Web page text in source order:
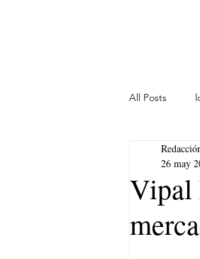
All Posts
lideres
Vipal
26 may